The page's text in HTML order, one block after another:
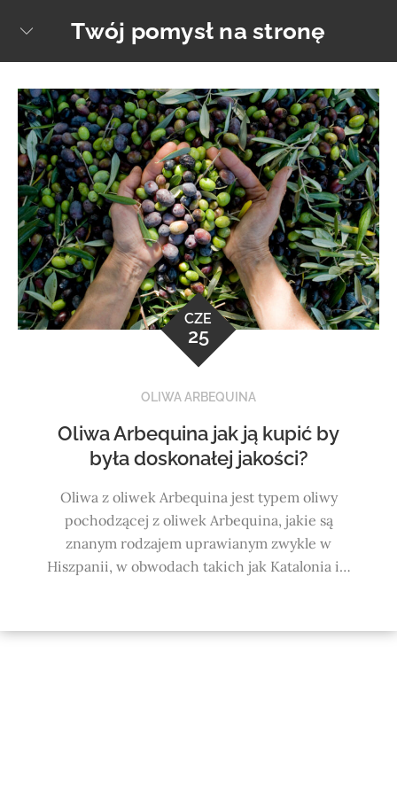
Twój pomysł na stronę
CZE
25
OLIWA ARBEQUINA
Oliwa Arbequina jak ją kupić by
była doskonałej jakości?
Oliwa z oliwek Arbequina jest typem oliwy
pochodzącej z oliwek Arbequina, jakie są
znanym rodzajem uprawianym zwykle w
Hiszpanii, w obwodach takich jak Katalonia i…